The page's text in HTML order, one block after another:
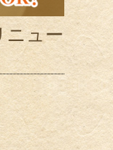
ニュー